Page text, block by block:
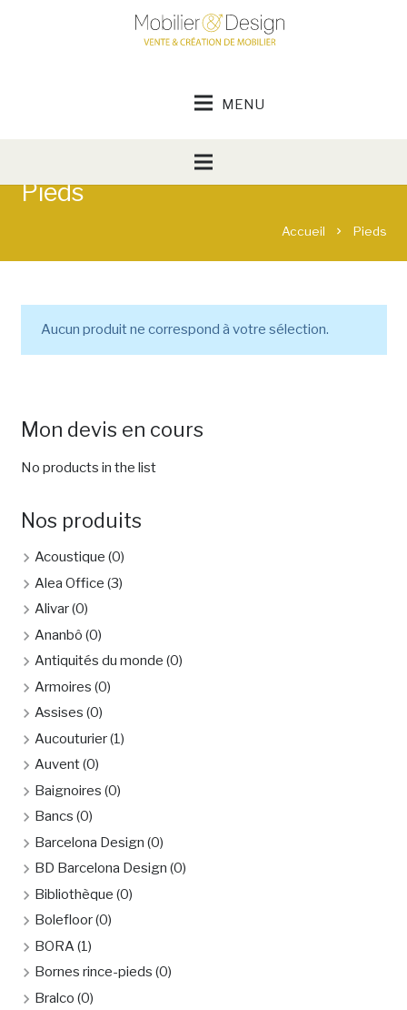
Pieds
Accueil chevron_right Pieds
Aucun produit ne correspond à votre sélection.
Mon devis en cours
No products in the list
Nos produits
Acoustique (0)
Alea Office (3)
Alivar(0)
Ananbô (0)
Antiquités du monde (0)
Armoires (0)
Assises (0)
Aucouturier(1)
Auvent(0)
Baignoires (0)
Bancs (0)
Barcelona Design (0)
BD Barcelona Design (0)
Bibliothèque (0)
Bolefloor(0)
BORA (1)
Bornes rince-pieds (0)
Bralco (0)